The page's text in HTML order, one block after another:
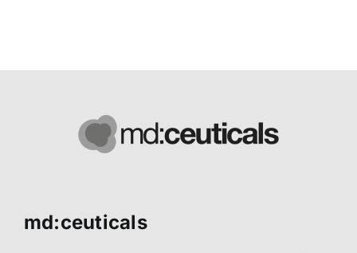
md:ceuticals